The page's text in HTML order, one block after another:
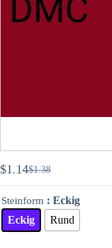
$1.38
Ursprünglicher
Preis
war:
$1.38
$1.14Aktueller
Preis
ist:
$1.14.
Steinform : Eckig
Eckig
Rund